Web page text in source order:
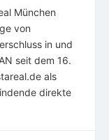
München
von
in und
seit dem 16.
als
direkte